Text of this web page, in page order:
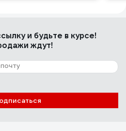
и будьте в курсе!
ждут!